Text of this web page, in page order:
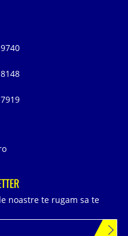
noastre te rugam sa te